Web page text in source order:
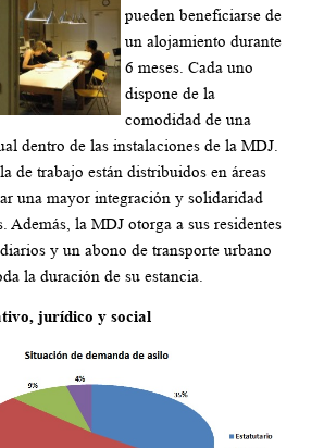
pueden beneficiarse de
un alojamiento durante
6 meses. Cada uno
dispone de la
comodidad de una
dentro de las instalaciones de la MDJ.
de trabajo están distribuidos en áreas
una mayor integración y solidaridad
Además, la MDJ otorga a sus residentes
y un abono de transporte urbano
la duración de su estancia.
jurídico y social